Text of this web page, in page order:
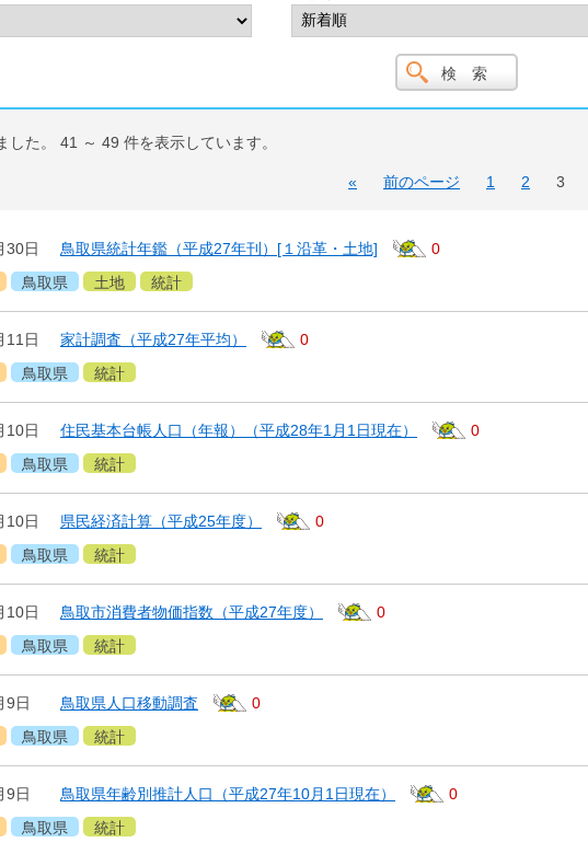
した。 41 ～ 49 件を表示しています。
« 前のページ 1 2 3
30日 鳥取県統計年鑑（平成27年刊）[１沿革・土地]
0
鳥取県 土地 統計
11日 家計調査（平成27年平均）
0
鳥取県 統計
10日 住民基本台帳人口（年報）（平成28年1月1日現在）
0
鳥取県 統計
10日 県民経済計算（平成25年度）
0
鳥取県 統計
10日 鳥取市消費者物価指数（平成27年度）
0
鳥取県 統計
9日 鳥取県人口移動調査
0
鳥取県 統計
9日 鳥取県年齢別推計人口（平成27年10月1日現在）
0
鳥取県 統計